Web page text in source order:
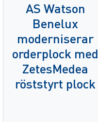
AS Watson
Benelux
moderniserar
orderplock med
ZetesMedea
röststyrt plock